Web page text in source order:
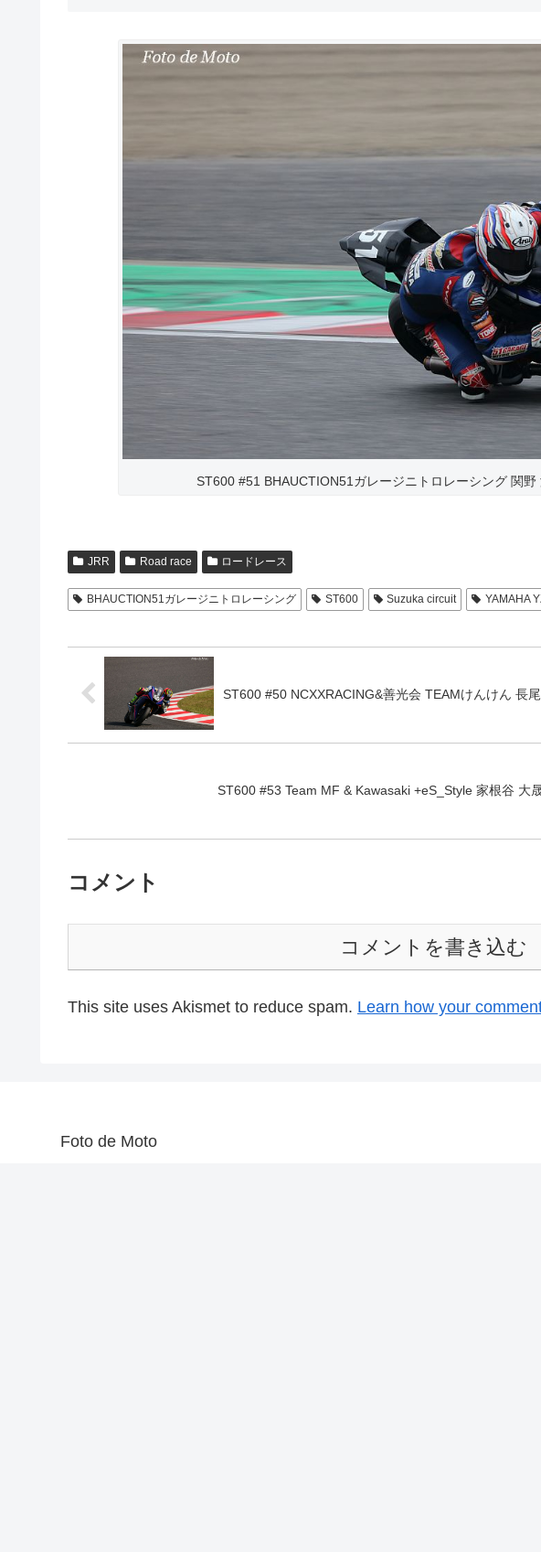
ST600 #51 BHAUCTION51ガレージニトロレーシング 関野
JRR Road race ロードレース
BHAUCTION51ガレージニトロレーシング ST600 Suzuka circuit YAMAHA
ST600 #50 NCXXRACING&善光会 TEAMけんけん 長
ST600 #53 Team MF & Kawasaki +eS_Style 家根谷 大
コメント
コメントを書き込む
This site uses Akismet to reduce spam. Learn how your
Foto de Moto